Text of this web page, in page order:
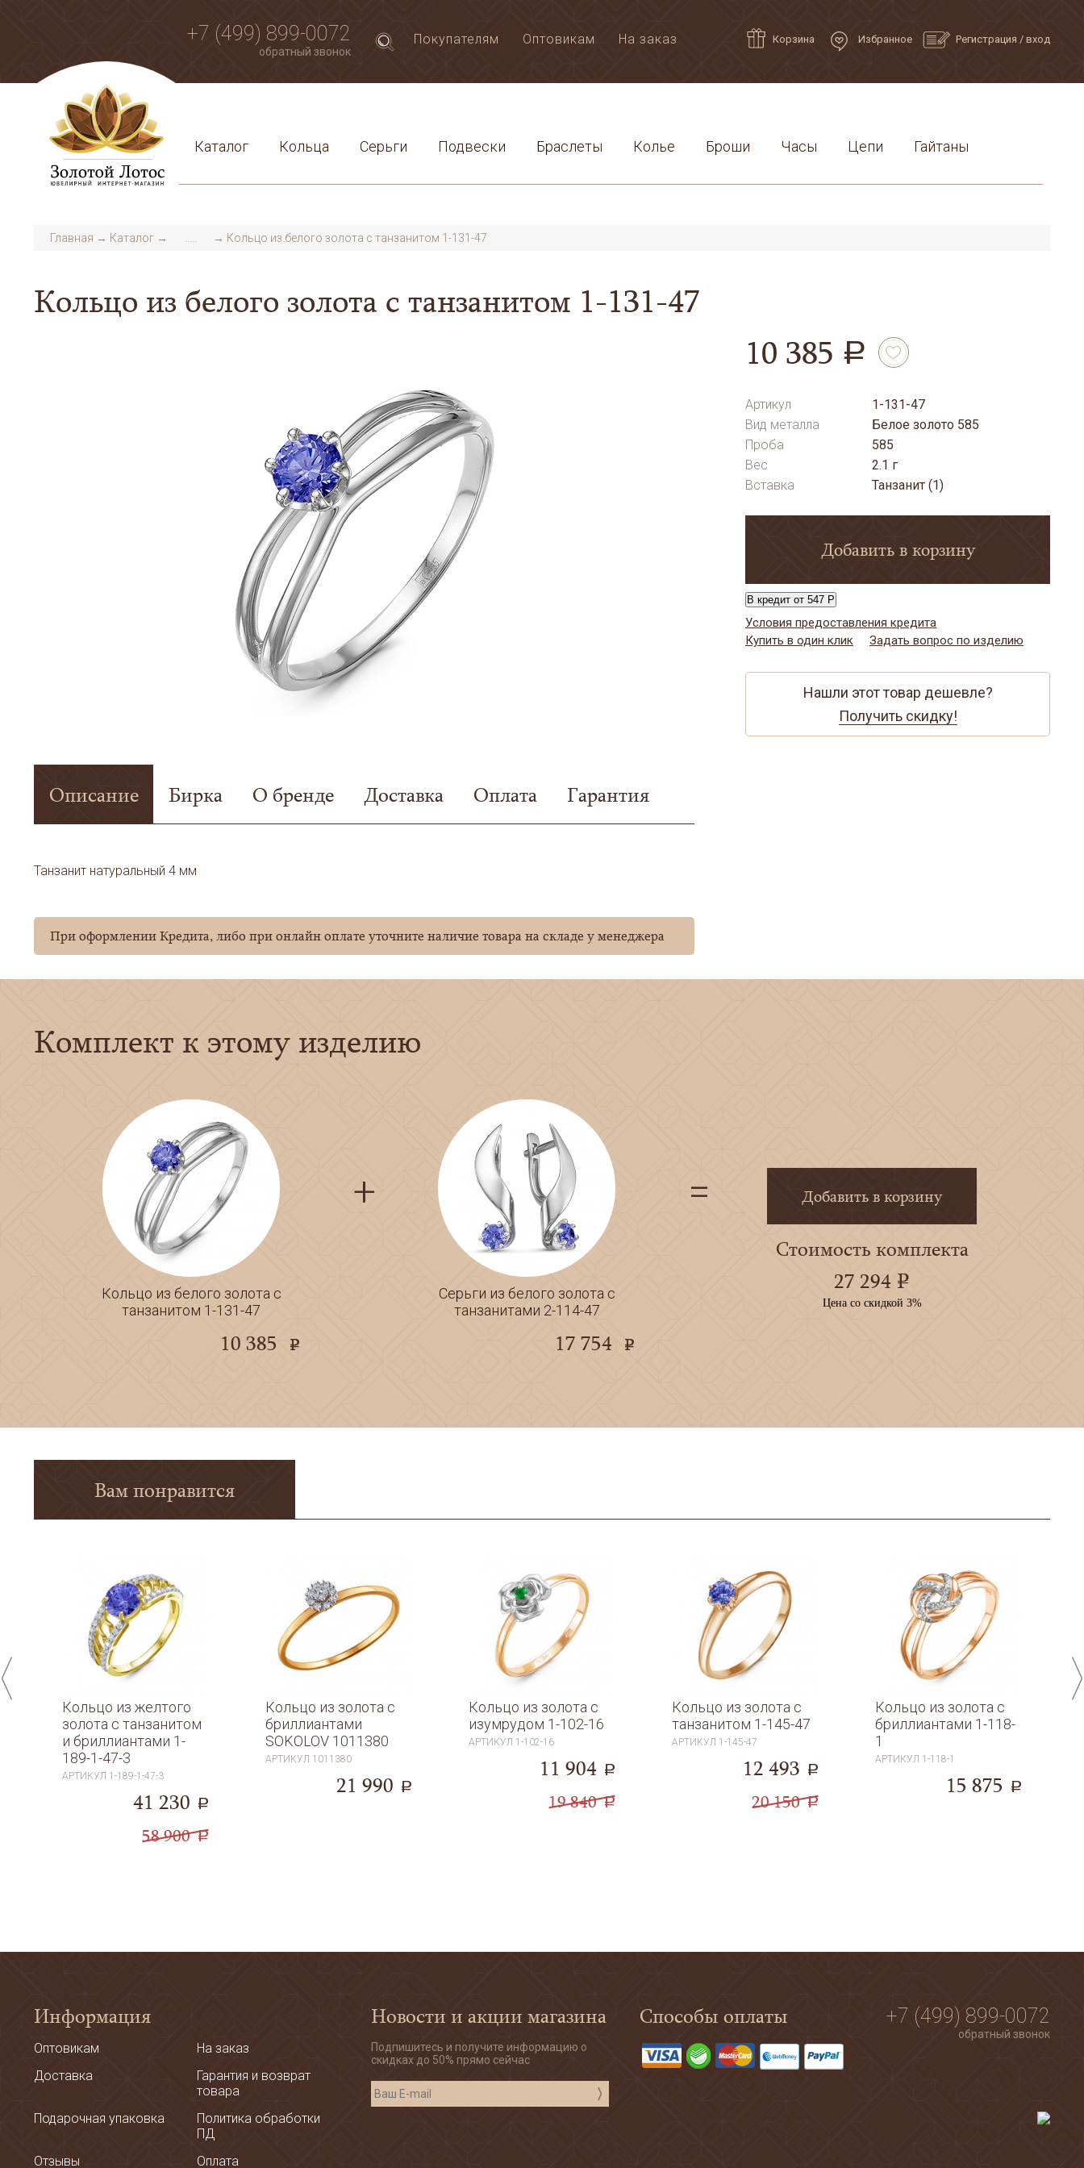
+7 (499) 899-0072
обратный звонок
Покупателям Оптовикам На заказ Корзина Избранное Регистрация / вход
Каталог Кольца Серьги Подвески Браслеты Колье Броши Часы Цепи Гайтаны
Главная → Каталог → → Кольцо из белого золота с танзанитом 1-131-47
Кольцо из белого золота с танзанитом 1-131-47
Описание Бирка О бренде Доставка Оплата Гарантия
Танзанит натуральный 4 мм
При оформлении Кредита, либо при онлайн оплате уточните наличие товара на складе у менеджера
10 385 a
Артикул
1-131-47
Вид металла
Белое золото 585
Проба
585
Вес
2.1 г
Вставка
Танзанит (1)
Добавить в корзину
В кредит от 547 Р
Условия предоставления кредита
Купить в один клик
Задать вопрос по изделию
Нашли этот товар дешевле?
Получить скидку!
Комплект к этому изделию
Кольцо из белого золота с
танзанитом 1-131-47
10 385 e
Серьги из белого золота с
танзанитами 2-114-47
17 754 e
Добавить в корзину
Стоимость комплекта
27 294 e
Цена со скидкой 3%
Вам понравится
Кольцо из желтого
золота с танзанитом
и бриллиантами 1-
189-1-47-3
АРТИКУЛ 1-189-1-47-3
41 230 a
58 900 a
Кольцо из золота с
бриллиантами
SOKOLOV 1011380
АРТИКУЛ 1011380
21 990 a
Кольцо из золота с
изумрудом 1-102-16
АРТИКУЛ 1-102-16
11 904 a
19 840 a
Кольцо из золота с
танзанитом 1-145-47
АРТИКУЛ 1-145-47
12 493 a
20 150 a
Кольцо из золота с
бриллиантами 1-118-
1
АРТИКУЛ 1-118-1
15 875 a
Информация
Оптовикам
На заказ
Доставка
Гарантия и возврат
товара
Подарочная упаковка
Политика обработки
ПД
Отзывы
Оплата
Новости и акции магазина
Подпишитесь и получите информацию о
скидках до 50% прямо сейчас
Способы оплаты +7 (499) 899-0072
обратный звонок